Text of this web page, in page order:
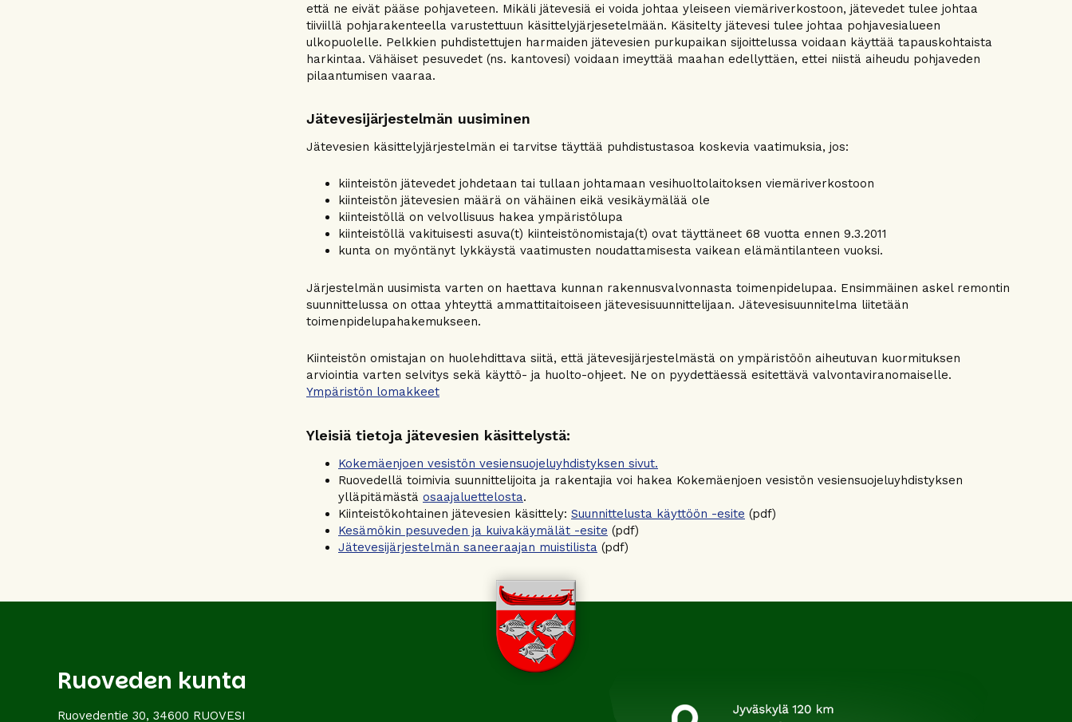
että ne eivät pääse pohjaveteen. Mikäli jätevesiä ei voida johtaa yleiseen viemäriverkostoon, jätevedet tulee johtaa
tiiviillä pohjarakenteella varustettuun käsittelyjärjesetelmään. Käsitelty jätevesi tulee johtaa pohjavesialueen
ulkopuolelle. Pelkkien puhdistettujen harmaiden jätevesien purkupaikan sijoittelussa voidaan käyttää tapauskohtaista
harkintaa. Vähäiset pesuvedet (ns. kantovesi) voidaan imeyttää maahan edellyttäen, ettei niistä aiheudu pohjaveden
pilaantumisen vaaraa.
Jätevesijärjestelmän uusiminen
Jätevesien käsittelyjärjestelmän ei tarvitse täyttää puhdistustasoa koskevia vaatimuksia, jos:
kiinteistön jätevedet johdetaan tai tullaan johtamaan vesihuoltolaitoksen viemäriverkostoon
kiinteistön jätevesien määrä on vähäinen eikä vesikäymälää ole
kiinteistöllä on velvollisuus hakea ympäristölupa
kiinteistöllä vakituisesti asuva(t) kiinteistönomistaja(t) ovat täyttäneet 68 vuotta ennen 9.3.2011
kunta on myöntänyt lykkäystä vaatimusten noudattamisesta vaikean elämäntilanteen vuoksi.
Järjestelmän uusimista varten on haettava kunnan rakennusvalvonnasta toimenpidelupaa. Ensimmäinen askel remontin
suunnittelussa on ottaa yhteyttä ammattitaitoiseen jätevesisuunnittelijaan. Jätevesisuunnitelma liitetään
toimenpidelupahakemukseen.
Kiinteistön omistajan on huolehdittava siitä, että jätevesijärjestelmästä on ympäristöön aiheutuvan kuormituksen
arviointia varten selvitys sekä käyttö- ja huolto-ohjeet. Ne on pyydettäessä esitettävä valvontaviranomaiselle.
Ympäristön lomakkeet
Yleisiä tietoja jätevesien käsittelystä:
Kokemäenjoen vesistön vesiensuojeluyhdistyksen sivut.
Ruovedellä toimivia suunnittelijoita ja rakentajia voi hakea Kokemäenjoen vesistön vesiensuojeluyhdistyksen
ylläpitämästä osaajaluettelosta.
Kiinteistökohtainen jätevesien käsittely: Suunnittelusta käyttöön -esite (pdf)
Kesämökin pesuveden ja kuivakäymälät -esite (pdf)
Jätevesijärjestelmän saneeraajan muistilista (pdf)
Ruoveden kunta
Ruovedentie 30, 34600 RUOVESI